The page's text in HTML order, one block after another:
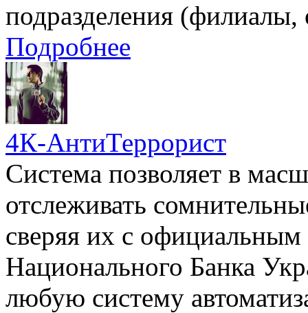
подразделения (филиалы,
Подробнее
4К-АнтиТеррорист
Система позволяет в
отслеживать
сверяя их с официальным
Национального Банка
любую систему